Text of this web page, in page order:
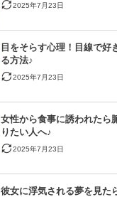
2025年7月23日
目をそらす心理！目線で好
る方法♪
2025年7月23日
女性から食事に誘われたら
りたい人へ♪
2025年7月23日
彼女に浮気される夢を見た